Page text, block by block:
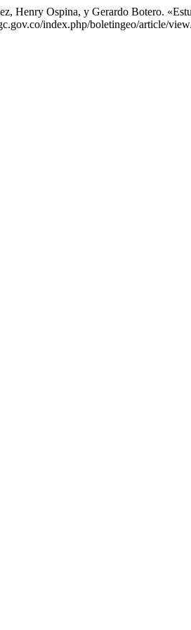
Henry Ospina, y Gerardo Botero.
index.php/boletingeo/article/